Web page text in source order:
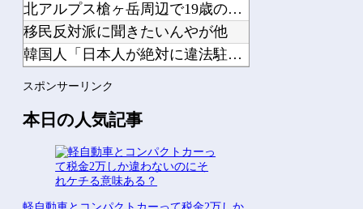
北アルプス槍ヶ岳周辺で19歳の男子大学生が遭難 単独で1泊2...
移民反対派に聞きたいんやが他
韓国人「日本人が絶対に違法駐車をしない本当の理由がこちら…」...
Powered by livedoor 相互RSS
スポンサーリンク
本日の人気記事